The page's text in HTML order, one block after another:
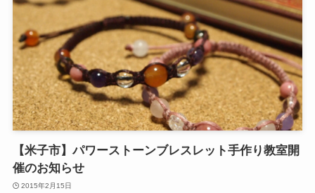
【米子市】パワーストーンブレスレット手作り教室開
催のお知らせ
2015年2月15日